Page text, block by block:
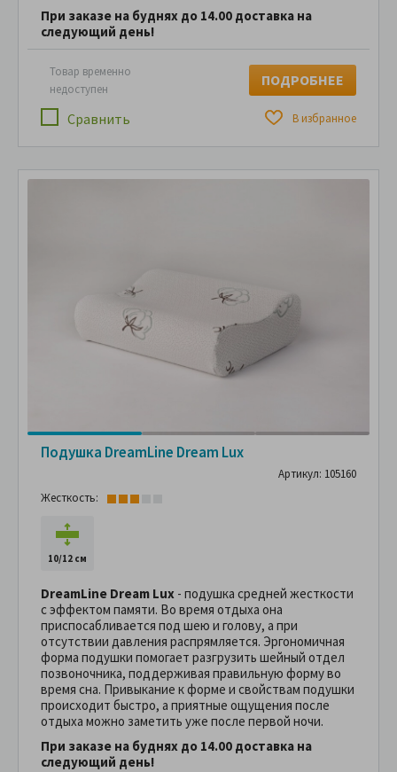
При заказе на буднях до 14.00 доставка на
следующий день!
Сравнить В избранное
Товар временно
недоступен
ПОДРОБНЕЕ
Подушка DreamLine Dream Lux
Артикул: 105160
Жесткость:
10/12 см
DreamLine Dream Lux - подушка средней жесткости
с эффектом памяти. Во время отдыха она
приспосабливается под шею и голову, а при
отсутствии давления распрямляется. Эргономичная
форма подушки помогает разгрузить шейный отдел
позвоночника, поддерживая правильную форму во
время сна. Привыкание к форме и свойствам подушки
происходит быстро, а приятные ощущения после
отдыха можно заметить уже после первой ночи.
При заказе на буднях до 14.00 доставка на
следующий день!